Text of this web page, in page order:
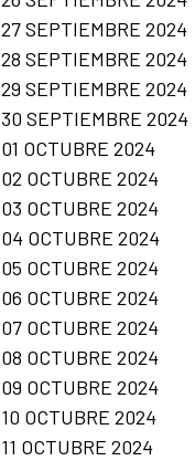
27 SEPTIEMBRE 2024
28 SEPTIEMBRE 2024
29 SEPTIEMBRE 2024
30 SEPTIEMBRE 2024
01 OCTUBRE 2024
02 OCTUBRE 2024
03 OCTUBRE 2024
04 OCTUBRE 2024
05 OCTUBRE 2024
06 OCTUBRE 2024
07 OCTUBRE 2024
08 OCTUBRE 2024
09 OCTUBRE 2024
10 OCTUBRE 2024
11 OCTUBRE 2024